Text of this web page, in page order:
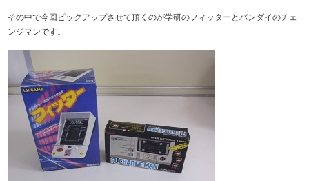
その中で今回ピックアップさせて頂くのが学研のフィッターとバンダイのチェ
ンジマンです。